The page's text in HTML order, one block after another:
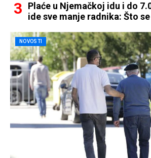
Plaće u Njemačkoj idu i do
ide sve manje radnika: Što
NOVOSTI